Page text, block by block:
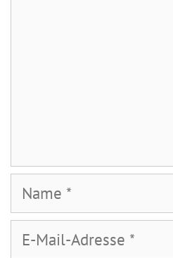
Mail-